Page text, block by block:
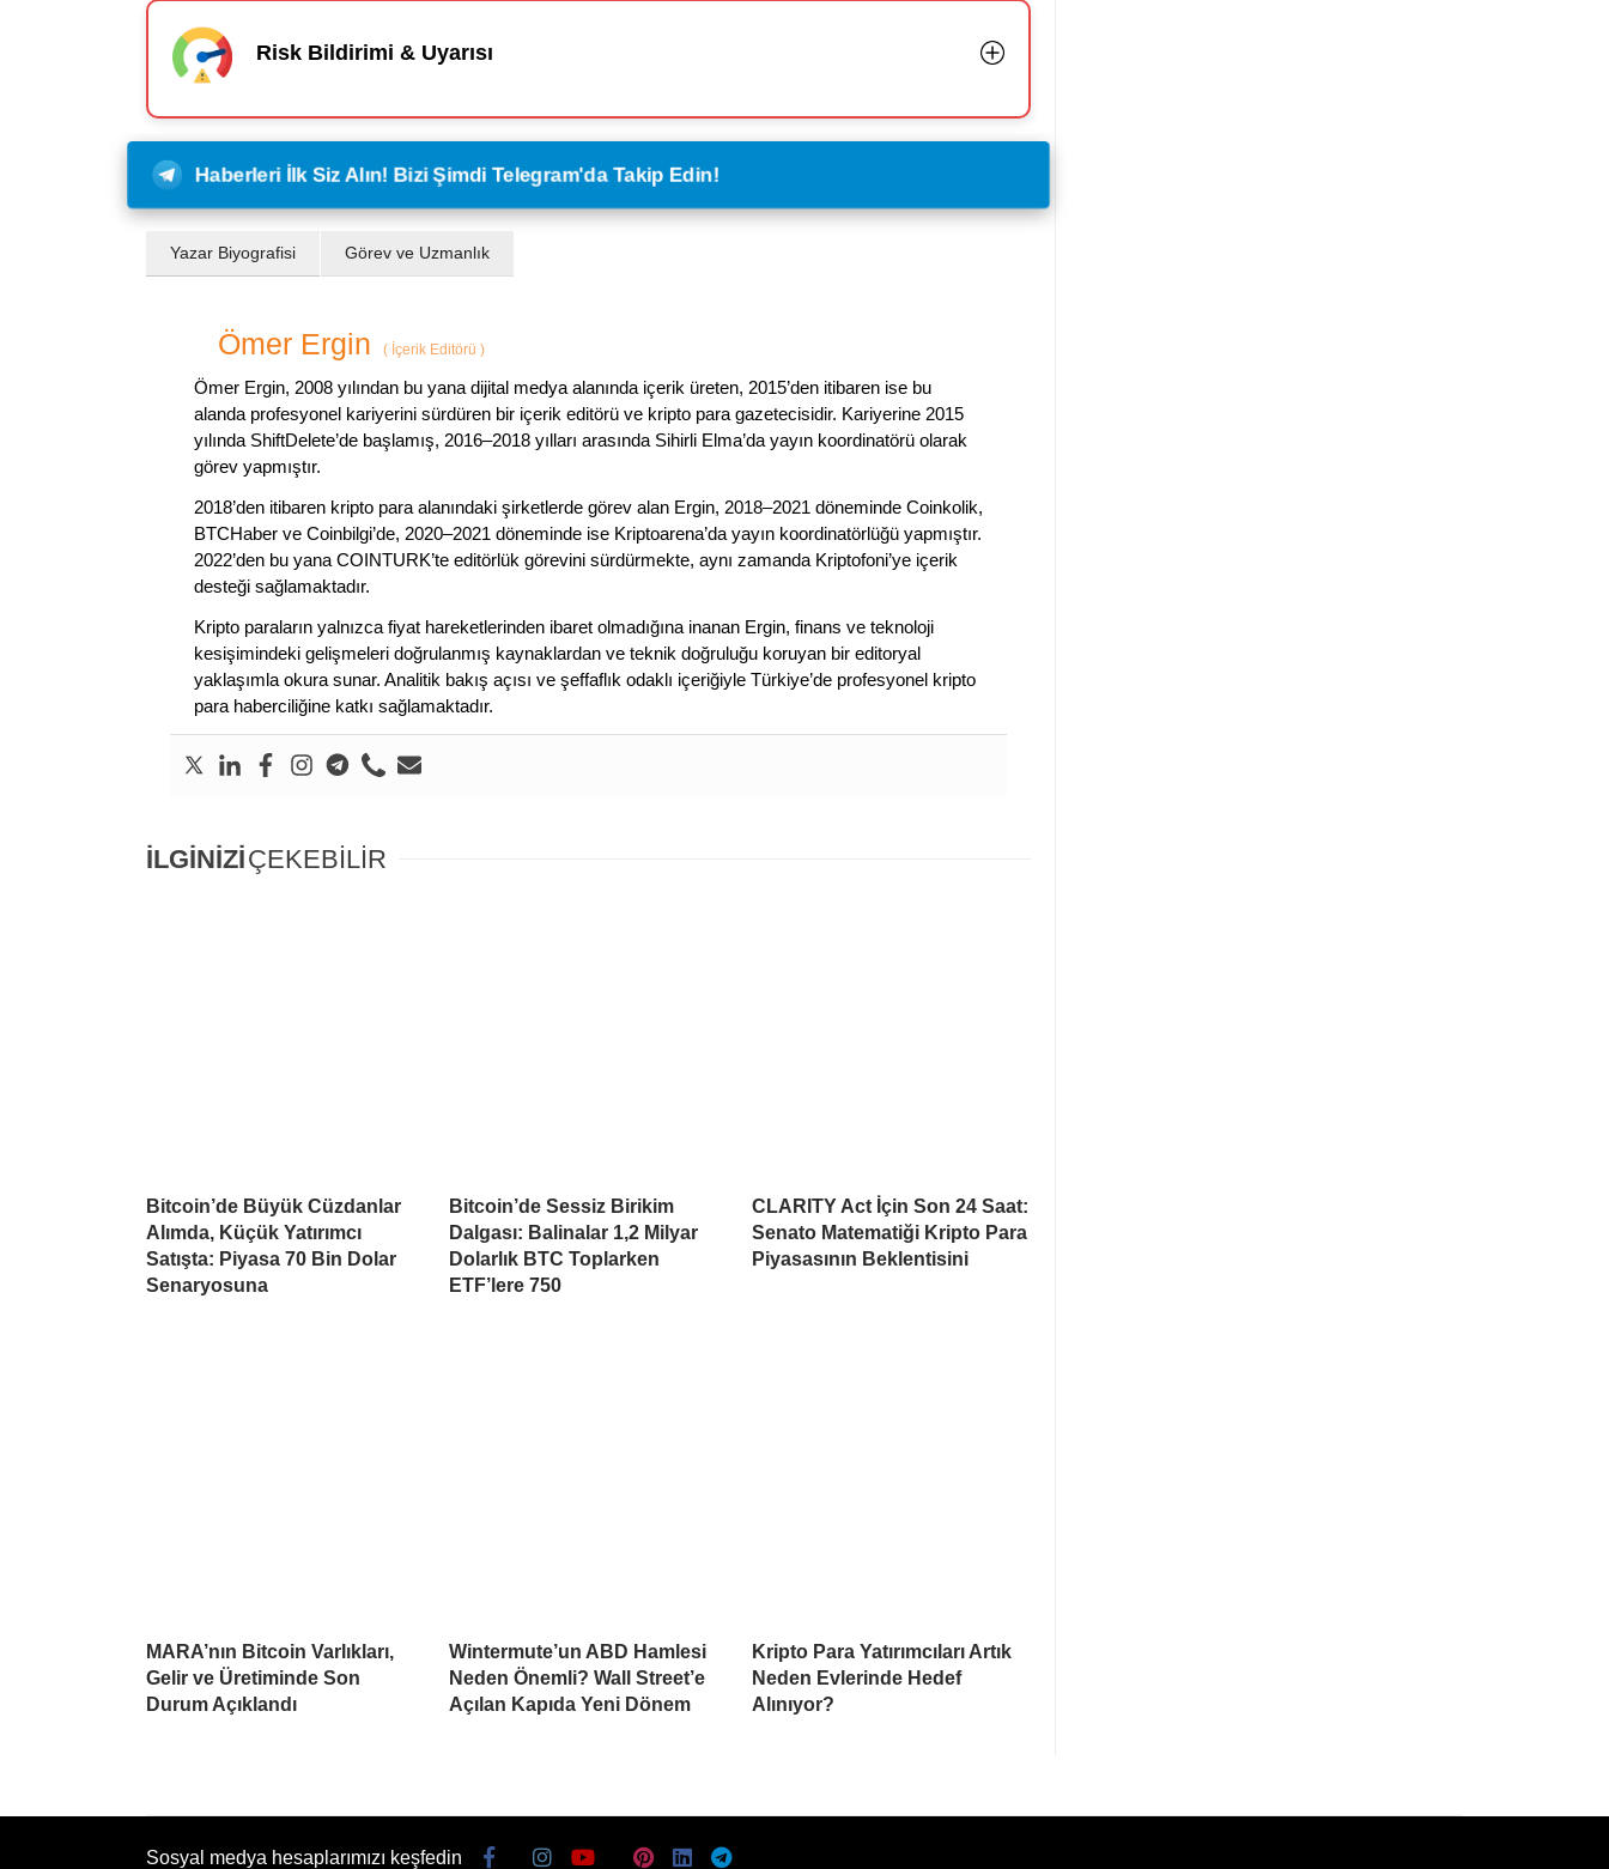
Risk Bildirimi & Uyarısı
Haberleri İlk Siz Alın! Bizi Şimdi Telegram'da Takip Edin!
Yazar Biyografisi Görev ve Uzmanlık
Ömer Ergin ( İçerik Editörü )
Ömer Ergin, 2008 yılından bu yana dijital medya alanında içerik üreten, 2015’den itibaren ise bu
alanda profesyonel kariyerini sürdüren bir içerik editörü ve kripto para gazetecisidir. Kariyerine 2015
yılında ShiftDelete’de başlamış, 2016–2018 yılları arasında Sihirli Elma’da yayın koordinatörü olarak
görev yapmıştır.
2018’den itibaren kripto para alanındaki şirketlerde görev alan Ergin, 2018–2021 döneminde Coinkolik,
BTCHaber ve Coinbilgi’de, 2020–2021 döneminde ise Kriptoarena’da yayın koordinatörlüğü yapmıştır.
2022’den bu yana COINTURK’te editörlük görevini sürdürmekte, aynı zamanda Kriptofoni’ye içerik
desteği sağlamaktadır.
Kripto paraların yalnızca fiyat hareketlerinden ibaret olmadığına inanan Ergin, finans ve teknoloji
kesişimindeki gelişmeleri doğrulanmış kaynaklardan ve teknik doğruluğu koruyan bir editoryal
yaklaşımla okura sunar. Analitik bakış açısı ve şeffaflık odaklı içeriğiyle Türkiye’de profesyonel kripto
para haberciliğine katkı sağlamaktadır.
İLGİNİZİÇEKEBİLİR
Bitcoin’de Büyük Cüzdanlar
Alımda, Küçük Yatırımcı
Satışta: Piyasa 70 Bin Dolar
Senaryosuna
Bitcoin’de Sessiz Birikim
Dalgası: Balinalar 1,2 Milyar
Dolarlık BTC Toplarken
ETF’lere 750
CLARITY Act İçin Son 24 Saat:
Senato Matematiği Kripto Para
Piyasasının Beklentisini
MARA’nın Bitcoin Varlıkları,
Gelir ve Üretiminde Son
Durum Açıklandı
Wintermute’un ABD Hamlesi
Neden Önemli? Wall Street’e
Açılan Kapıda Yeni Dönem
Kripto Para Yatırımcıları Artık
Neden Evlerinde Hedef
Alınıyor?
Sosyal medya hesaplarımızı keşfedin